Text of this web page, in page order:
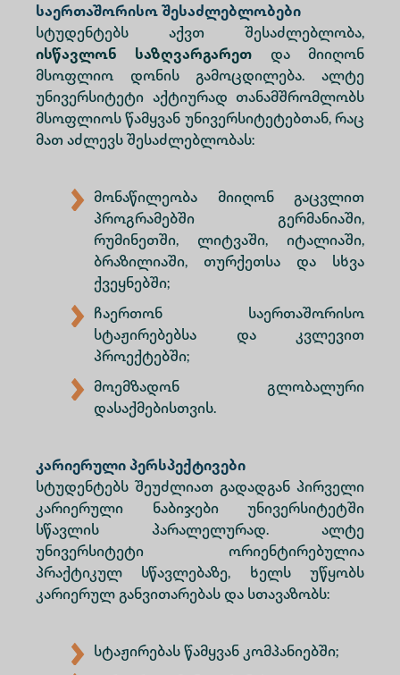
საერთაშორისო შესაძლებლობები
სტუდენტებს აქვთ შესაძლებლობა,
ისწავლონ საზღვარგარეთ და მიიღონ
მსოფლიო დონის გამოცდილება. ალტე
უნივერსიტეტი აქტიურად თანამშრომლობს
მსოფლიოს წამყვან უნივერსიტეტებთან, რაც
მათ აძლევს შესაძლებლობას:
მონაწილეობა მიიღონ გაცვლით
პროგრამებში გერმანიაში,
რუმინეთში, ლიტვაში, იტალიაში,
ბრაზილიაში, თურქეთსა და სხვა
ქვეყნებში;
ჩაერთონ საერთაშორისო
სტაჟირებებსა და კვლევით
პროექტებში;
მოემზადონ გლობალური
დასაქმებისთვის.
კარიერული პერსპექტივები
სტუდენტებს შეუძლიათ გადადგან პირველი
კარიერული ნაბიჯები უნივერსიტეტში
სწავლის პარალელურად. ალტე
უნივერსიტეტი ორიენტირებულია
პრაქტიკულ სწავლებაზე, ხელს უწყობს
კარიერულ განვითარებას და სთავაზობს:
სტაჟირებას წამყვან კომპანიებში;